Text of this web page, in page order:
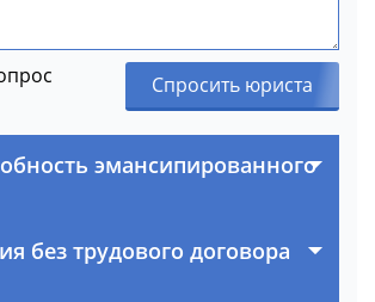
Спросить юриста
эмансипированного
без трудового договора